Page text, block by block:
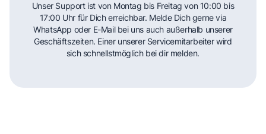
Unser Support ist von Montag bis Freitag von 10:00 bis
17:00 Uhr für Dich erreichbar. Melde Dich gerne via
WhatsApp oder E-Mail bei uns auch außerhalb unserer
Geschäftszeiten. Einer unserer Servicemitarbeiter wird
sich schnellstmöglich bei dir melden.